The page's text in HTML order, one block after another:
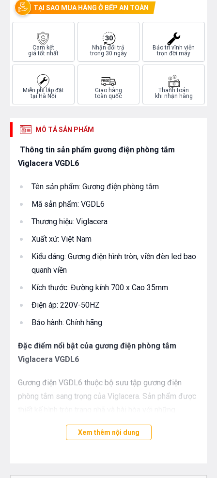
TẠI SAO MUA HÀNG Ở BẾP AN TOÀN
Cam kết
giá tốt nhất
Nhận đổi trả
trong 30 ngày
Bảo trì vĩnh viễn
trọn đời máy
Miễn phí lắp đặt
tại Hà Nội
Giao hàng
toàn quốc
Thanh toán
khi nhận hàng
MÔ TẢ SẢN PHẨM
Thông tin sản phẩm gương điện phòng tắm
Viglacera VGDL6
Tên sản phẩm: Gương điện phòng tắm
Mã sản phẩm: VGDL6
Thương hiệu: Viglacera
Xuất xứ: Việt Nam
Kiểu dáng: Gương điện hình tròn, viền đèn led bao
quanh viền
Kích thước: Đường kính 700 x Cao 35mm
Điện áp: 220V-50HZ
Bảo hành: Chính hãng
Đặc điểm nổi bật của gương điện phòng tắm
Viglacera VGDL6
Gương điện VGDL6 thuộc bộ sưu tập gương điện
phòng tắm sang trọng của Viglacera. Sản phẩm được
đường cong tỉ mỉ và mềm mại, đường viền cũng được
trau chuốt đặc biệt tạo nên một sản phẩm hoàn hảo,
Sử dụng chất liệu hàng đầu với công nghệ hiện đại
Xem thêm nội dung